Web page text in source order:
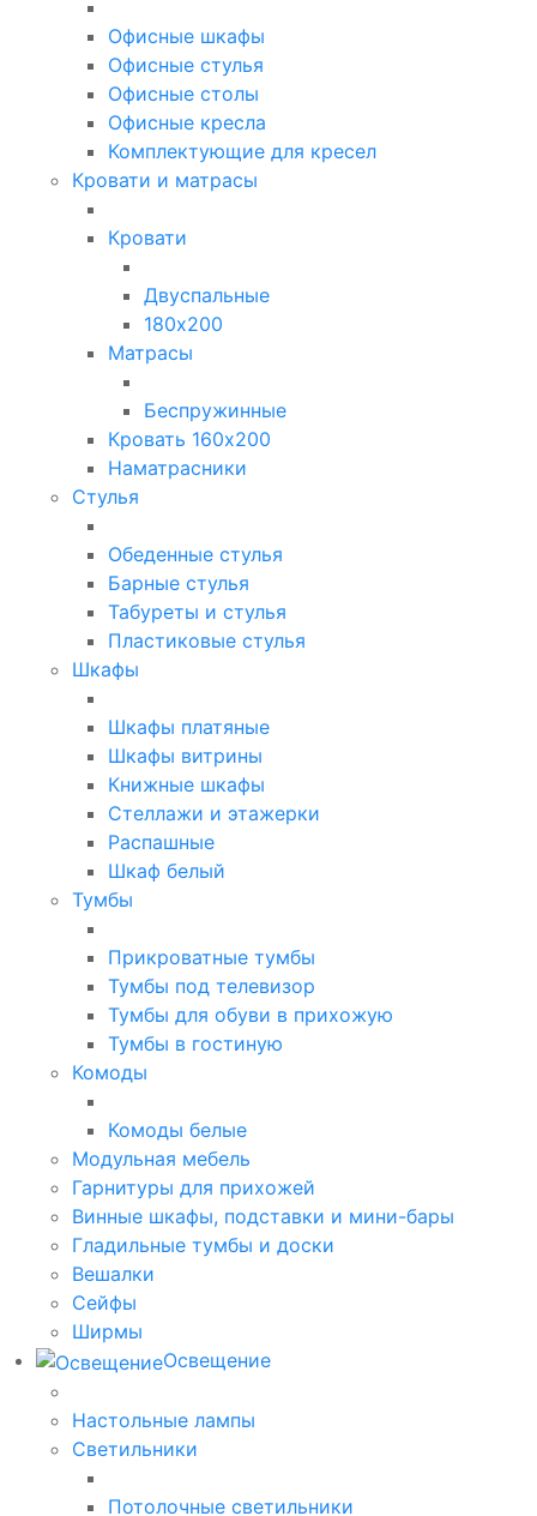
Офисные шкафы
Офисные стулья
Офисные столы
Офисные кресла
Комплектующие для кресел
Кровати и матрасы
Кровати
Двуспальные
180х200
Матрасы
Беспружинные
Кровать 160х200
Наматрасники
Стулья
Обеденные стулья
Барные стулья
Табуреты и стулья
Пластиковые стулья
Шкафы
Шкафы платяные
Шкафы витрины
Книжные шкафы
Стеллажи и этажерки
Распашные
Шкаф белый
Тумбы
Прикроватные тумбы
Тумбы под телевизор
Тумбы для обуви в прихожую
Тумбы в гостиную
Комоды
Комоды белые
Модульная мебель
Гарнитуры для прихожей
Винные шкафы, подставки и мини-бары
Гладильные тумбы и доски
Вешалки
Сейфы
Ширмы
Освещение
Настольные лампы
Светильники
Потолочные светильники